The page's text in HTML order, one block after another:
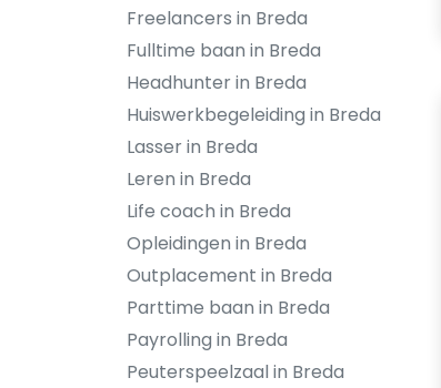
Freelancers in Breda
Fulltime baan in Breda
Headhunter in Breda
Huiswerkbegeleiding in Breda
Lasser in Breda
Leren in Breda
Life coach in Breda
Opleidingen in Breda
Outplacement in Breda
Parttime baan in Breda
Payrolling in Breda
Peuterspeelzaal in Breda